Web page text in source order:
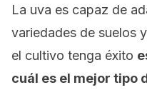
La uva es capaz de
variedades de suelos
el cultivo tenga éxito
cuál es el mejor tipo